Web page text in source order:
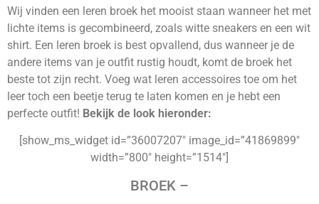
Wij vinden een leren broek het mooist staan wanneer het met
lichte items is gecombineerd, zoals witte sneakers en een wit
shirt. Een leren broek is best opvallend, dus wanneer je de
andere items van je outfit rustig houdt, komt de broek het
beste tot zijn recht. Voeg wat leren accessoires toe om het
leer toch een beetje terug te laten komen en je hebt een
perfecte outfit! Bekijk de look hieronder:
[show_ms_widget id=”36007207″ image_id=”41869899″
width=”800″ height=”1514″]
BROEK –